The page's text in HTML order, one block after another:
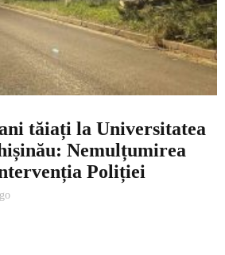
tăiați la Universitatea
Nemulțumirea
Poliției